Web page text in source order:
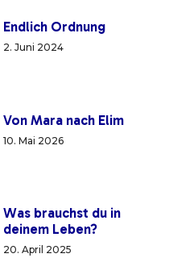
Endlich Ordnung
2. Juni 2024
Von Mara nach Elim
10. Mai 2026
Was brauchst du in
deinem Leben?
20. April 2025